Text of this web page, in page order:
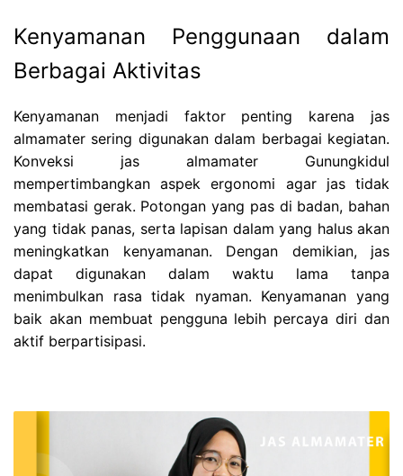
Kenyamanan Penggunaan dalam
Berbagai Aktivitas
Kenyamanan menjadi faktor penting karena jas
almamater sering digunakan dalam berbagai kegiatan.
Konveksi jas almamater Gunungkidul
mempertimbangkan aspek ergonomi agar jas tidak
membatasi gerak. Potongan yang pas di badan, bahan
yang tidak panas, serta lapisan dalam yang halus akan
meningkatkan kenyamanan. Dengan demikian, jas
dapat digunakan dalam waktu lama tanpa
menimbulkan rasa tidak nyaman. Kenyamanan yang
baik akan membuat pengguna lebih percaya diri dan
aktif berpartisipasi.